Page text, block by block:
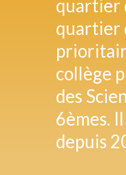
quartier
quartier
collège
des
6èmes.
depuis